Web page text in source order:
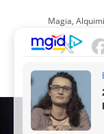
Magia,